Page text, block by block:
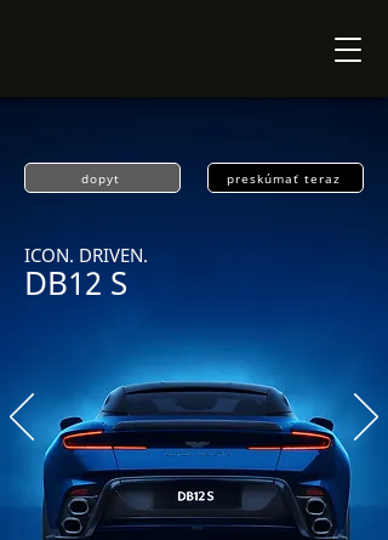
dopyt preskúmať teraz
ICON. DRIVEN.
DB12 S